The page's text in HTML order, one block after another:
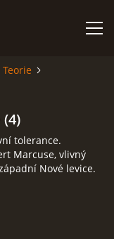
TEXTY
Teorie
tolerance.
Marcuse, vlivný
Nové levice.